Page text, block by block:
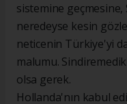
sistemine geçmesine,
neredeyse kesin gözle
neticenin Türkiye'yi
malumu.
olsa gerek.
Hollanda'nın kabul